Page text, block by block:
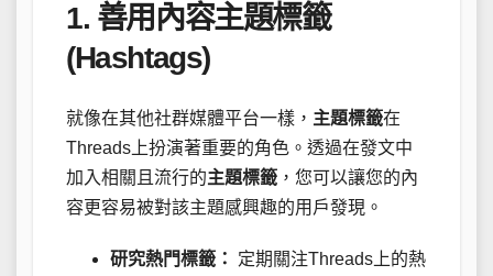
1. 善用內容主題標籤
(Hashtags)
就像在其他社群媒體平台一樣， 主題標籤在
Threads上扮演著重要的角色。透過在發文中
加入相關且流行的主題標籤 ，您可以讓您的內
容更容易被對該主題感興趣的用戶發現。
研究熱門標籤：
定期關注Threads上的熱